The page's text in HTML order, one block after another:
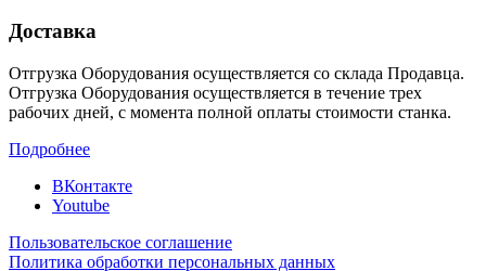
Доставка
Отгрузка Оборудования осуществляется со склада Продавца.
Отгрузка Оборудования осуществляется в течение трех
рабочих дней, с момента полной оплаты стоимости станка.
Подробнее
ВКонтакте
Youtube
Пользовательское соглашение
Политика обработки персональных данных